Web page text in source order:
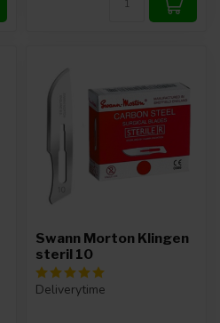
Swann Morton Klingen
steril 10
Deliverytime